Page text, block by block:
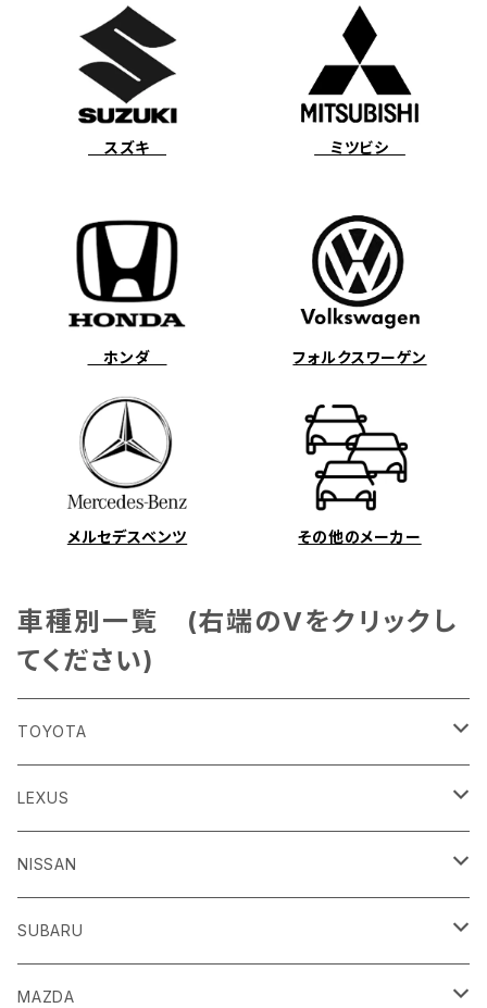
スズキ ミツビシ
ホンダ フォルクスワーゲン
メルセデスベンツ その他のメーカー
車種別一覧 (右端のVをクリックし
てください)
TOYOTA
86
H24/4～R3/8 ZN6
GR86
R3/10～ ZN8
ｂＢ
H17/12～H28/8 20系
ｂZ４X
LEXUS
ＣＴ
H23/1～R4/11
ＥＳ
H30/10～
ＧＳ
NISSAN
ＡＤ
H18/12～ Y12
ＧＴ－Ｒ
SUBARU
ＢＲＺ
MAZDA